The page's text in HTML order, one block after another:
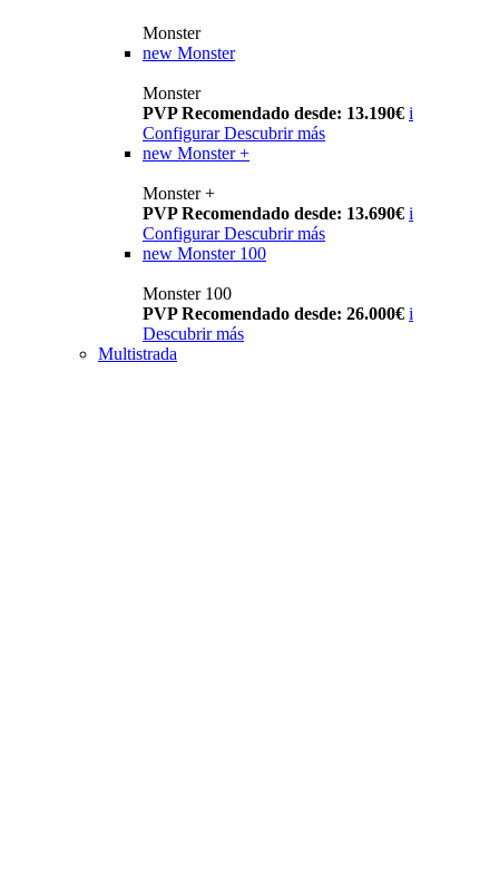
Monster
new Monster
Monster
PVP Recomendado desde: 13.190€ i
Configurar Descubrir más
new Monster +
Monster +
PVP Recomendado desde: 13.690€ i
Configurar Descubrir más
new Monster 100
Monster 100
PVP Recomendado desde: 26.000€ i
Descubrir más
Multistrada